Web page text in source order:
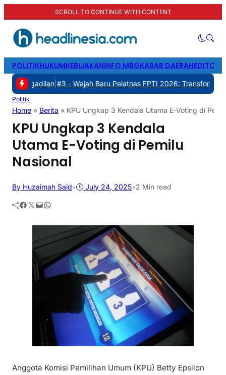
SCROLL TO CONTINUE WITH CONTENT
POLITIKHUKUMKEBIJAKANINFO MBGKABAR DAERAH
| #3 -Wajah Baru Pelatnas FPTI 2026: Transformasi
Politik
Home » Berita » KPU Ungkap 3 Kendala Utama E-Voting di
KPU Ungkap 3 Kendala
Utama E-Voting di Pemilu
Nasional
By Huzaimah Said• July 24, 2025•2 Min read
Facebook Twitter Mail WhatsApp
Anggota Komisi Pemilihan Umum (KPU) Betty Epsilon